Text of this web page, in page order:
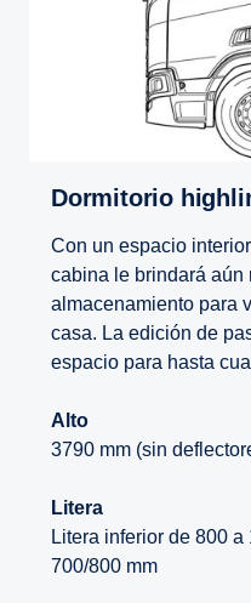
Dormitorio
Con un espacio
cabina le brindará aún
almacenamiento para
casa. La edición de
espacio para hasta
Alto
3790 mm (sin
Litera
Litera inferior de 800
700/800 mm